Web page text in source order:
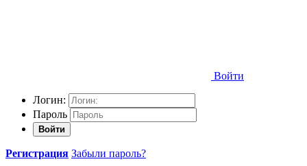
Войти
Логин:
Пароль
Войти
Регистрация Забыли пароль?